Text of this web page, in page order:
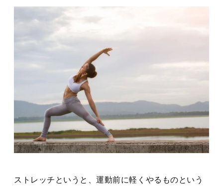
ストレッチというと、運動前に軽くやるものという